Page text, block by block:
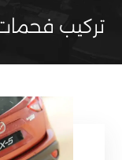
تركيب فحمات